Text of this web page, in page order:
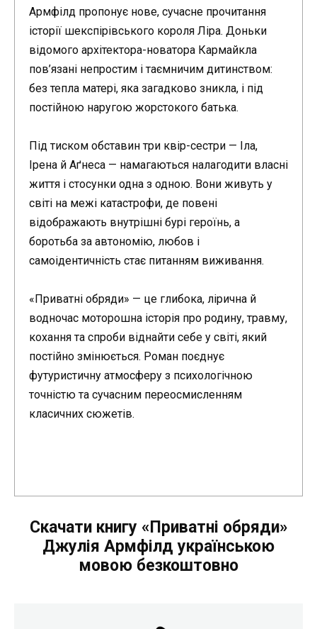
Армфілд пропонує нове, сучасне прочитання
історії шекспірівського короля Ліра. Доньки
відомого архітектора-новатора Кармайкла
пов’язані непростим і таємничим дитинством:
без тепла матері, яка загадково зникла, і під
постійною наругою жорстокого батька.
Під тиском обставин три квір-сестри — Іла,
Ірена й Аґнеса — намагаються налагодити власні
життя і стосунки одна з одною. Вони живуть у
світі на межі катастрофи, де повені
відображають внутрішні бурі героїнь, а
боротьба за автономію, любов і
самоідентичність стає питанням виживання.
«Приватні обряди» — це глибока, лірична й
водночас моторошна історія про родину, травму,
кохання та спроби віднайти себе у світі, який
постійно змінюється. Роман поєднує
футуристичну атмосферу з психологічною
точністю та сучасним переосмисленням
класичних сюжетів.
Скачати книгу «Приватні обряди»
Джулія Армфілд українською
мовою безкоштовно